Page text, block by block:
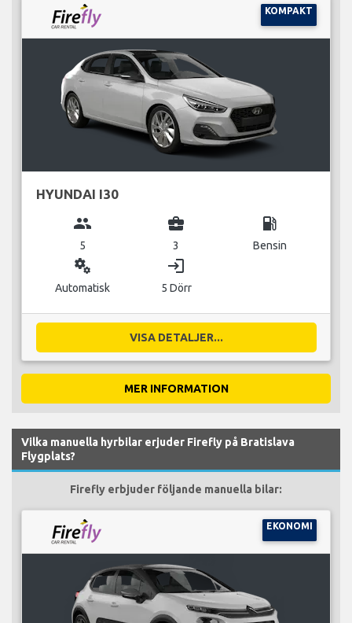
KOMPAKT
HYUNDAI I30
group
5
business_center
3
local_gas_station
Bensin
miscellaneous_services
Automatisk
login
5 Dörr
VISA DETALJER...
MER INFORMATION
Vilka manuella hyrbilar erjuder Firefly på Bratislava
Flygplats?
Firefly erbjuder följande manuella bilar:
EKONOMI